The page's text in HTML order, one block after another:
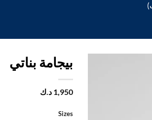
بيجامة بناتي
1,950 د.ك
Sizes